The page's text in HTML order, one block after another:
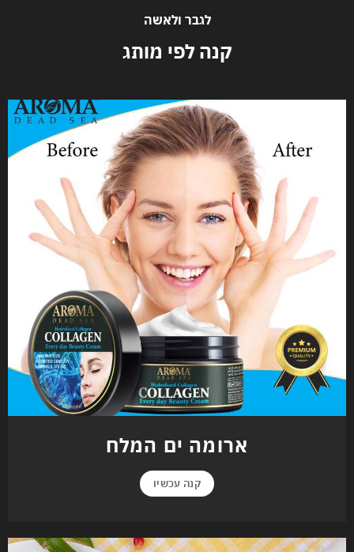
לגבר ולאשה
קנה לפי מותג
ארומה ים המלח
קנה עכשיו